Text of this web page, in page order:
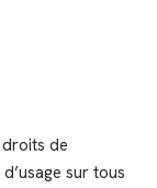
de
sur tous